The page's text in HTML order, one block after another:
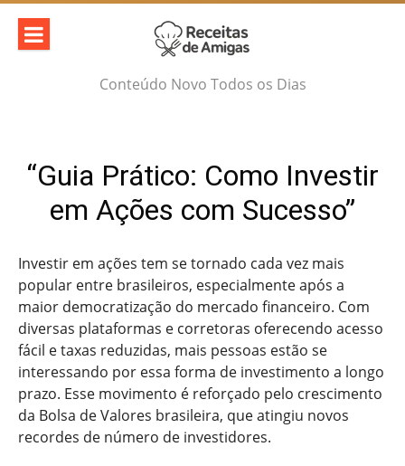
Skip
content
Conteúdo Novo Todos os Dias
“Guia Prático: Como Investir
em Ações com Sucesso”
Investir em ações tem se tornado cada vez mais
popular entre brasileiros, especialmente após a
maior democratização do mercado financeiro. Com
diversas plataformas e corretoras oferecendo acesso
fácil e taxas reduzidas, mais pessoas estão se
interessando por essa forma de investimento a longo
prazo. Esse movimento é reforçado pelo crescimento
da Bolsa de Valores brasileira, que atingiu novos
recordes de número de investidores.